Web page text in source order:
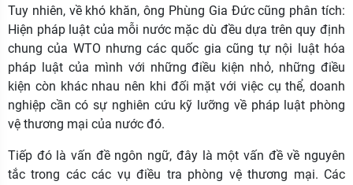
Tuy nhiên, về khó khăn, ông Phùng Gia Đức cũng phân tích:
Hiện pháp luật của mỗi nước mặc dù đều dựa trên quy định
chung của WTO nhưng các quốc gia cũng tự nội luật hóa
pháp luật của mình với những điều kiện nhỏ, những điều
kiện còn khác nhau nên khi đối mặt với việc cụ thể, doanh
nghiệp cần có sự nghiên cứu kỹ lưỡng về pháp luật phòng
vệ thương mại của nước đó.
Tiếp đó là vấn đề ngôn ngữ, đây là một vấn đề về nguyên
tắc trong các các vụ điều tra phòng vệ thương mại. Các